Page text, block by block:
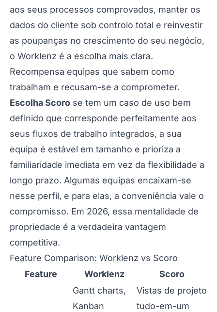
aos seus processos comprovados, manter os
dados do cliente sob controlo total e reinvestir
as poupanças no crescimento do seu negócio,
o Worklenz é a escolha mais clara.
Recompensa equipas que sabem como
trabalham e recusam-se a comprometer.
Escolha Scoro se tem um caso de uso bem
definido que corresponde perfeitamente aos
seus fluxos de trabalho integrados, a sua
equipa é estável em tamanho e prioriza a
familiaridade imediata em vez da flexibilidade a
longo prazo. Algumas equipas encaixam-se
nesse perfil, e para elas, a conveniência vale o
compromisso. Em 2026, essa mentalidade de
propriedade é a verdadeira vantagem
competitiva.
Feature Comparison: Worklenz vs Scoro
Feature
Worklenz Scoro
Gantt charts,
Kanban
Vistas de projeto
tudo-em-um